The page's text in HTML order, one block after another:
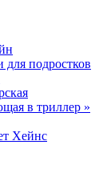
подростков
в триллер »
Хейнс